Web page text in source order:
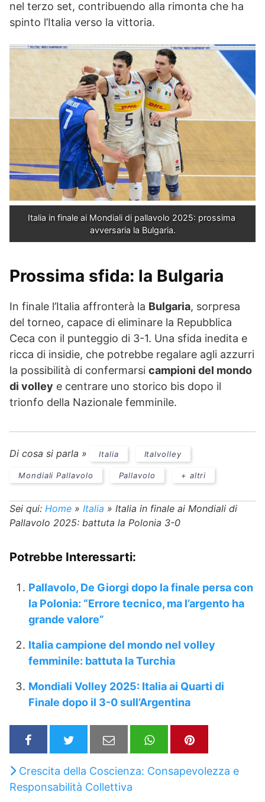
nel terzo set, contribuendo alla rimonta che ha
spinto l’Italia verso la vittoria.
Italia in finale ai Mondiali di pallavolo 2025: prossima
avversaria la Bulgaria.
Prossima sfida: la Bulgaria
In finale l’Italia affronterà la Bulgaria, sorpresa
del torneo, capace di eliminare la Repubblica
Ceca con il punteggio di 3-1. Una sfida inedita e
ricca di insidie, che potrebbe regalare agli azzurri
la possibilità di confermarsi campioni del mondo
di volley e centrare uno storico bis dopo il
trionfo della Nazionale femminile.
Di cosa si parla » Italia Italvolley
Mondiali Pallavolo Pallavolo + altri
Sei qui: Home » Italia » Italia in finale ai Mondiali di
Pallavolo 2025: battuta la Polonia 3-0
Potrebbe Interessarti:
Pallavolo, De Giorgi dopo la finale persa con
la Polonia: “Errore tecnico, ma l’argento ha
grande valore”
Italia campione del mondo nel volley
femminile: battuta la Turchia
Mondiali Volley 2025: Italia ai Quarti di
Finale dopo il 3-0 sull’Argentina
Crescita della Coscienza: Consapevolezza e
Responsabilità Collettiva